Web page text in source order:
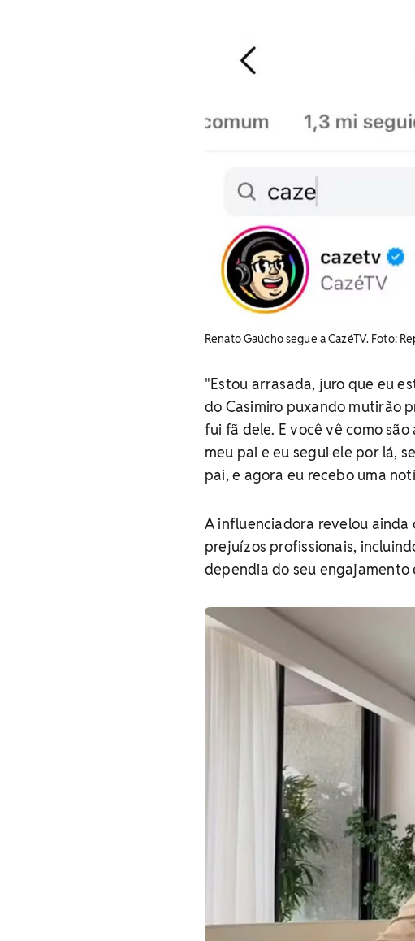
Renato Gaúcho segue a CazéTV. Foto:
"Estou arrasada, juro que eu
do Casimiro puxando mutirão
fui fã dele. E você vê como são
meu pai e eu segui ele por lá,
pai, e agora eu recebo uma
A influenciadora revelou
prejuízos profissionais,
dependia do seu engajamento